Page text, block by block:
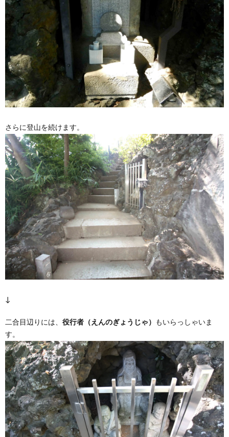
さらに登山を続けます。
↓
二合目辺りには、 役行者（えんのぎょうじゃ）
もいらっしゃいま
す。